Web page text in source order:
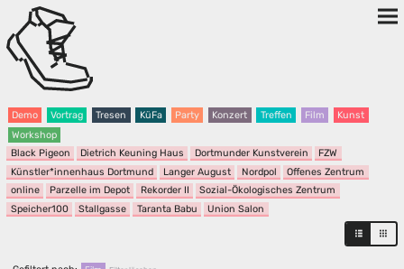
Demo Vortrag Tresen KüFa Party Konzert Treffen Film
Kunst
Workshop
Black Pigeon
Dietrich Keuning Haus Dortmunder Kunstverein
FZW
Künstler*innenhaus Dortmund
Langer August Nordpol
Offenes Zentrum
online
Parzelle im Depot Rekorder II
Sozial-Ökologisches Zentrum
Speicher100
Stallgasse Taranta Babu Union Salon